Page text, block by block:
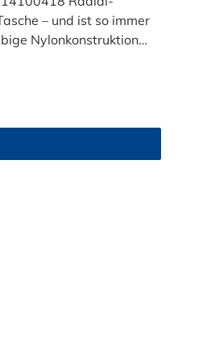
– und ist so immer
und leichter!